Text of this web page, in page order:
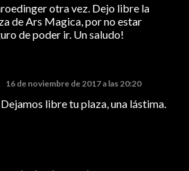
otra vez. Dejo libre la
de Ars Magica, por no estar
de poder ir. Un saludo!
16 de noviembre de 2017 a las 20:20
libre tu plaza, una lástima.